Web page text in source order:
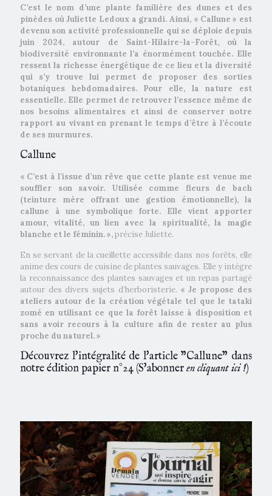
C’est le nom d’une plante familière des dunes et des
pinèdes où Juliette Ledoux a grandi. Ainsi, « Callune » est
devenu son activité professionnelle qui se déploie depuis
juin 2024, autour de Saint-Hilaire-la-Forêt, où la
biodiversité environnante l’a énormément touchée. Elle
ressent la richesse énergétique de ce lieu et la diversité
qui s’y trouve lui permet de proposer des sorties
botaniques hebdomadaires. Pour elle, la nature est
essentielle. Elle permet de retrouver l’essence même de
nos besoins alimentaires et ainsi de conserver notre
rapport au vivant en prenant le temps d’être à l’écoute
de ses murmures.
Callune
« C’est à l'issue d'un rêve que cette plante est venue me
souffler son savoir. Utilisée comme fleurs de bach
(teinture mère offrant une gestion émotionnelle), la
callune à une symbolique forte. Elle vient apporter
amour, vitalité, un lien avec la spiritualité, la magie
blanche et le féminin. »,précise Juliette.
En se servant de la cueillette accessible dans nos forêts, elle
anime des cours de cuisine de plantes sauvages. Elle y intègre
la reconnaissance des plantes sauvages et un repas partagé
autour des divers sujets d’herboristerie. « Je propose des
ateliers autour de la création végétale tel que le tataki
zomé en utilisant ce que la forêt laisse à disposition et
sans avoir recours à la culture afin de rester au plus
proche du naturel. »
Découvrez l'intégralité de l'article "Callune" dans
notre édition papier n°24 (S'abonneren cliquant ici !)